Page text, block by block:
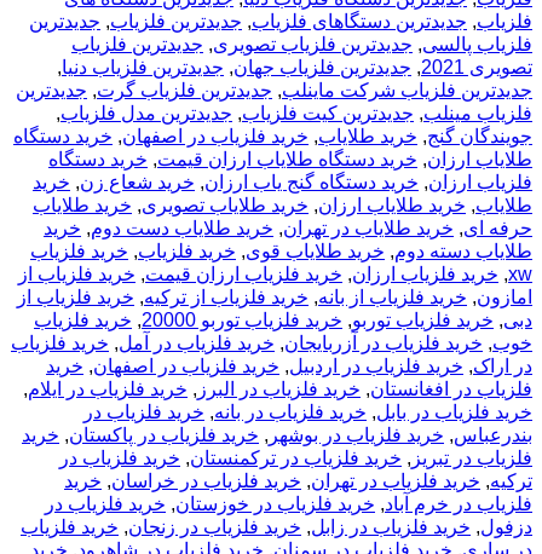
فلزیاب, جدیدترین دستگاهای فلزیاب, جدیدترین فلزیاب, جدیدترین
فلزیاب پالسی, جدیدترین فلزیاب تصویری, جدیدترین فلزیاب
تصویری 2021
, جدیدترین فلزیاب جهان, جدیدترین فلزیاب دنیا,
جدیدترین فلزیاب شرکت ماینلب, جدیدترین فلزیاب گرت, جدیدترین
فلزیاب مینلب, جدیدترین کیت فلزیاب, جدیدترین مدل فلزیاب,
جویندگان گنج, خريد طلاياب, خريد فلزياب در اصفهان, خرید دستگاه
طلایاب ارزان, خرید دستگاه طلایاب ارزان قیمت, خرید دستگاه
فلزیاب ارزان, خرید دستگاه گنج یاب ارزان, خرید شعاع زن, خرید
طلایاب, خرید طلایاب ارزان, خرید طلایاب تصویری, خرید طلایاب
حرفه ای, خرید طلایاب در تهران, خرید طلایاب دست دوم, خرید
طلایاب دسته دوم, خرید طلایاب قوی, خرید فلزیاب, خرید فلزیاب
xw
, خرید فلزیاب ارزان, خرید فلزیاب ارزان قیمت, خرید فلزیاب از
امازون, خرید فلزیاب از بانه, خرید فلزیاب از ترکیه, خرید فلزیاب از
دبی, خرید فلزیاب توربو, خرید فلزیاب توربو 20000 , خرید فلزیاب
خوب, خرید فلزیاب در آزربایجان, خرید فلزیاب در آمل, خرید فلزیاب
در اراک, خرید فلزیاب در اردبیل, خرید فلزیاب در اصفهان, خرید
فلزیاب در افغانستان, خرید فلزیاب در البرز , خرید فلزیاب در ایلام,
خرید فلزیاب در بابل, خرید فلزیاب در بانه, خرید فلزیاب در
بندرعباس, خرید فلزیاب در بوشهر , خرید فلزیاب در پاکستان, خرید
فلزیاب در تبریز , خرید فلزیاب در ترکمنستان, خرید فلزیاب در
ترکیه, خرید فلزیاب در تهران, خرید فلزیاب در خراسان, خرید
فلزیاب در خرم آباد, خرید فلزیاب در خوزستان, خرید فلزیاب در
دزفول, خرید فلزیاب در زابل, خرید فلزیاب در زنجان, خرید فلزیاب
در ساری, خرید فلزیاب در سمنان, خرید فلزیاب در شاهرود, خرید